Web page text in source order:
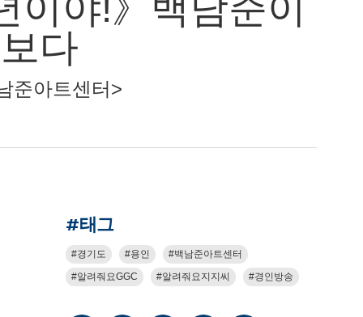
다
준아트센터>
#태그
경기도 용인
백남준아트센터
알려줘요GGC
알려줘요지지씨 경인방송